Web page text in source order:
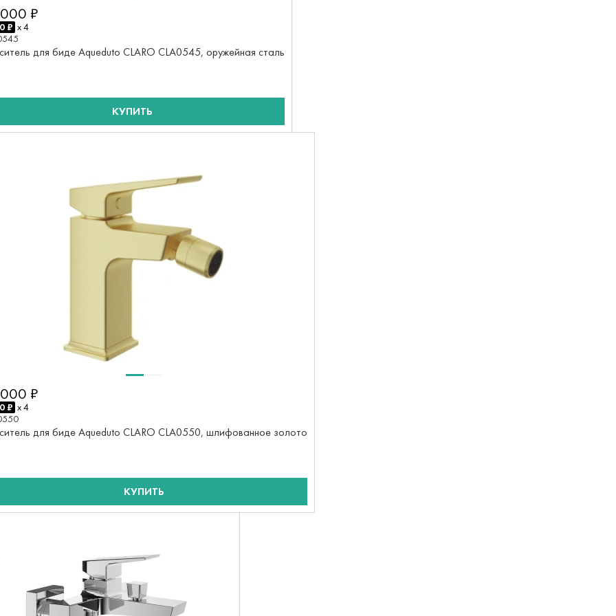
₽
₽ x 4
для биде Aqueduto CLARO CLA0545, оружейная сталь
КУПИТЬ
₽
₽ x 4
для биде Aqueduto CLARO CLA0550, шлифованное золото
КУПИТЬ